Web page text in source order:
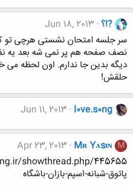
?!؟ Jun 18, 2013
سر جلسه امتحان نشستی هرچی تو
نصف صفحه هم پر نمی شه بعد یه
دیگه بدین جا ندارم. اون لحظه می
حلقش!
l0ve.s0ng
Jun 11, 2013
M
Mʀ Yᴀsɪɴ
Apr 23, 2013
پاتوق-شبانه-اسپم-بازان-باشگاه